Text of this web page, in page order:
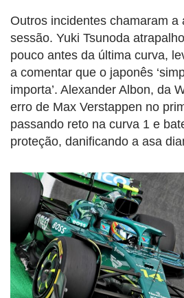
Outros incidentes chamaram a
sessão. Yuki Tsunoda
pouco antes da última curva,
a comentar que o japonês
importa’. Alexander Albon, da
erro de Max Verstappen no
passando reto na curva 1 e
proteção, danificando a asa